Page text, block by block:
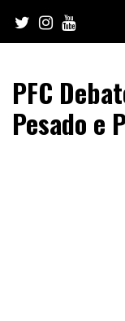
content
PFC
Pesado e